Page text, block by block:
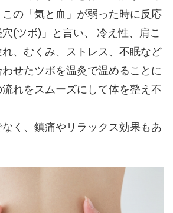
の「気と血」が弱った時に反応
(ツボ)」と言い、 冷え性、肩こ
、むくみ、ストレス、不眠など
せたツボを温灸で温めることに
れをスムーズにして体を整え不
く、鎮痛やリラックス効果もあ